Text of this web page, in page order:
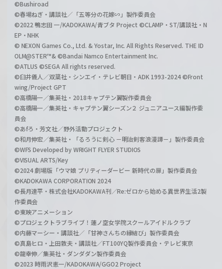
©Bushiroad
©春場ねぎ・講談社／「五等分の花嫁∽」製作委員会
©2022 鴨志田 一/KADOKAWA/青ブタ Project ©CLAMP・ST/講談社・N
EP・NHK
© NEXON Games Co., Ltd. & Yostar, Inc. All Rights Reserved. THE ID
OLM@STER™& ©Bandai Namco Entertainment Inc.
©ATLUS ©SEGA All rights reserved.
©臼井儀人／双葉社・シンエイ・テレビ朝日・ADK 1993-2024 ©Front
wing/Project GPT
©高橋陽一／集英社・2018キャプテン翼製作委員会
©高橋陽一／集英社・キャプテン翼シーズン２ ジュニアユース編製作委
員会
©あfろ・芳文社／野外活動プロジェクト
©和月伸宏／集英社・「るろうに剣心 －明治剣客浪漫譚－」製作委員会
©WFS Developed by WRIGHT FLYER STUDIOS
©VISUAL ARTS/Key
©2024 劇場版「ウマ娘 プリティーダービー 新時代の扉」製作委員会
©KADOKAWA CORPORATION 2024
©長月達平・株式会社KADOKAWA刊／Re:ゼロから始める異世界生活2製
作委員会
©東映アニメーション
©プロジェクトラブライブ！蓮ノ空女学院スクールアイドルクラブ
©内藤マーシー・講談社／「甘神さんちの縁結び」製作委員会
©真島ヒロ・上田敦夫・講談社／FT100YQ製作委員会・テレビ東京
©龍幸伸／集英社・ダンダダン製作委員会
©2023 時雨沢恵一/KADOKAWA/GGO2 Project